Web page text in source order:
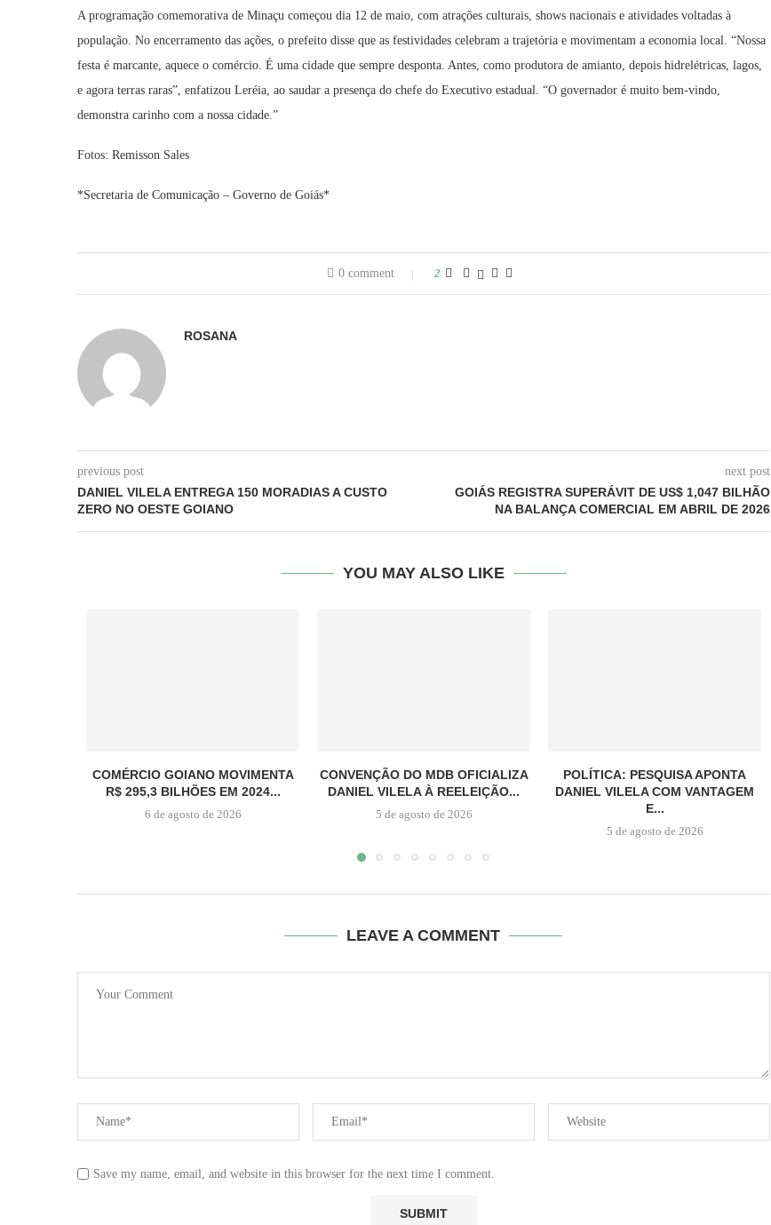
A programação comemorativa de Minaçu começou dia 12 de maio, com atrações culturais, shows nacionais e atividades voltadas à
população. No encerramento das ações, o prefeito disse que as festividades celebram a trajetória e movimentam a economia local. “Nossa
festa é marcante, aquece o comércio. É uma cidade que sempre desponta. Antes, como produtora de amianto, depois hidrelétricas, lagos,
e agora terras raras”, enfatizou Leréia, ao saudar a presença do chefe do Executivo estadual. “O governador é muito bem-vindo,
demonstra carinho com a nossa cidade.”
Fotos: Remisson Sales
*Secretaria de Comunicação – Governo de Goiás*
0 comment 2
ROSANA
previous post
DANIEL VILELA ENTREGA 150 MORADIAS A CUSTO
ZERO NO OESTE GOIANO
next post
GOIÁS REGISTRA SUPERÁVIT DE US$ 1,047 BILHÃO
NA BALANÇA COMERCIAL EM ABRIL DE 2026
YOU MAY ALSO LIKE
COMÉRCIO GOIANO MOVIMENTA
R$ 295,3 BILHÕES EM 2024...
6 de agosto de 2026
CONVENÇÃO DO MDB OFICIALIZA
DANIEL VILELA À REELEIÇÃO...
5 de agosto de 2026
POLÍTICA: PESQUISA APONTA
DANIEL VILELA COM VANTAGEM
E...
5 de agosto de 2026
LEAVE A COMMENT
Save my name, email, and website in this browser for the next time I comment.